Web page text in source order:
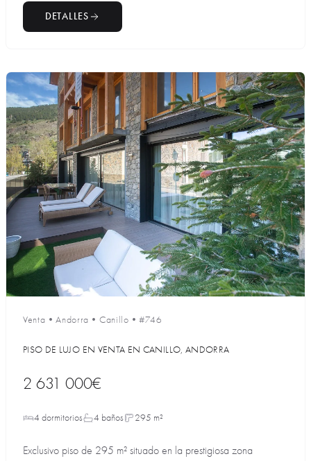
DETALLES
Venta •Andorra • Canillo •#746
PISO DE LUJO EN VENTA EN CANILLO, ANDORRA
2 631 000€
4 dormitorios 4 baños 295 m²
Exclusivo piso de 295 m² situado en la prestigiosa zona